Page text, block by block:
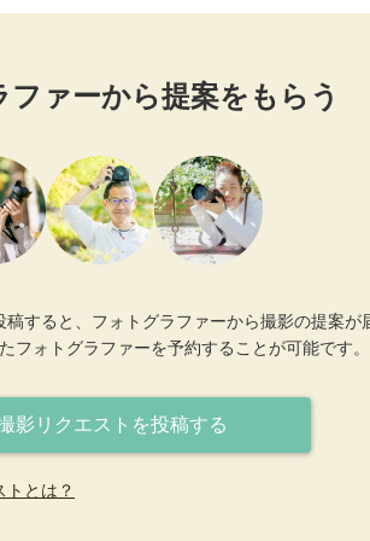
ファーから提案をもらう
すると、フォトグラファーから撮影の提案が
フォトグラファーを予約することが可能です。
影リクエストを投稿する
トとは？